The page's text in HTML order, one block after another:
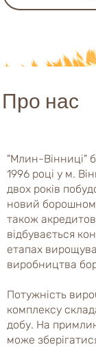
Про нас
"Млин-Вінниці"
1996 році у м.
двох років
новий
також
відбувається
етапах
виробництва
Потужність
комплексу
добу. На
може